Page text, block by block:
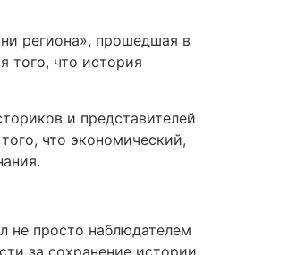
региона», прошедшая в
того, что история
и представителей
что экономический,
не просто наблюдателем
за сохранение истории